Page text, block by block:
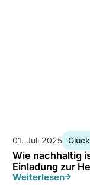
01. Juli 2025
Wie nachhaltig
Einladung zur
Weiterlesen